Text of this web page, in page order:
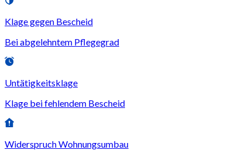
Klage gegen Bescheid
Bei abgelehntem Pflegegrad
Untätigkeitsklage
Klage bei fehlendem Bescheid
Widerspruch Wohnungsumbau